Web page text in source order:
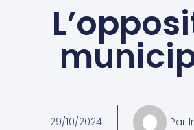
29/10/2024 Par